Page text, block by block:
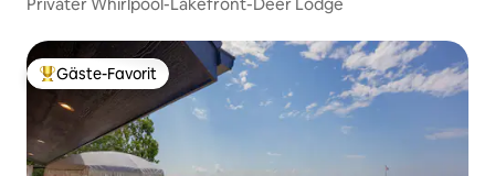
Beliebter Gäste-Favorit.
Gäste-Favorit